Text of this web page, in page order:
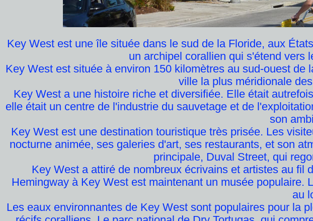
Key West est une île située dans le sud de la Floride, aux
un archipel corallien qui s'étend vers
Key West est située à environ 150 kilomètres au sud-ouest
ville la plus méridionale
Key West a une histoire riche et diversifiée. Elle était
elle était un centre de l'industrie du sauvetage et de
son
Key West est une destination touristique très prisée. Les
nocturne animée, ses galeries d'art, ses restaurants, et son
principale, Duval Street, qui
Key West a attiré de nombreux écrivains et artistes au fil
Hemingway à Key West est maintenant un musée
au
Les eaux environnantes de Key West sont populaires pour la